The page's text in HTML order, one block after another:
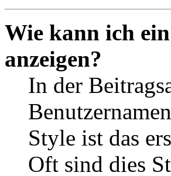
Wie kann ich
anzeigen?
In der
Style ist das
Oft sind dies